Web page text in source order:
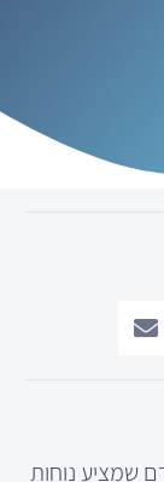
שמציע נוחות